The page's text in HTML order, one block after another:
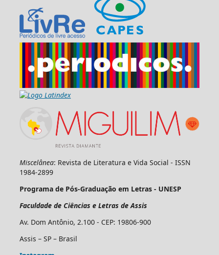
Miscelânea: Revista de Literatura e Vida Social - ISSN
1984-2899
Programa de Pós-Graduação em Letras - UNESP
Faculdade de Ciências e Letras de Assis
Av. Dom Antônio, 2.100 - CEP: 19806-900
Assis – SP – Brasil